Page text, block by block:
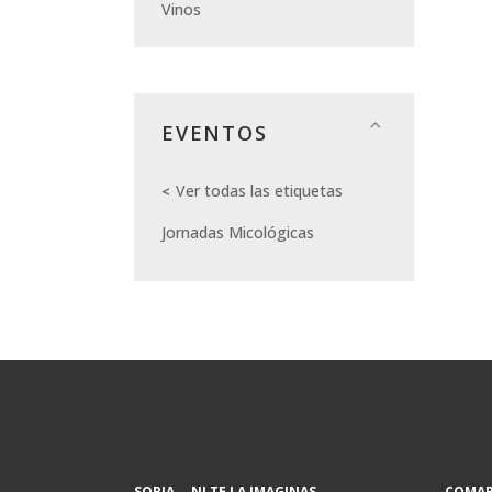
Vinos
EVENTOS
Ver todas las etiquetas
Jornadas Micológicas